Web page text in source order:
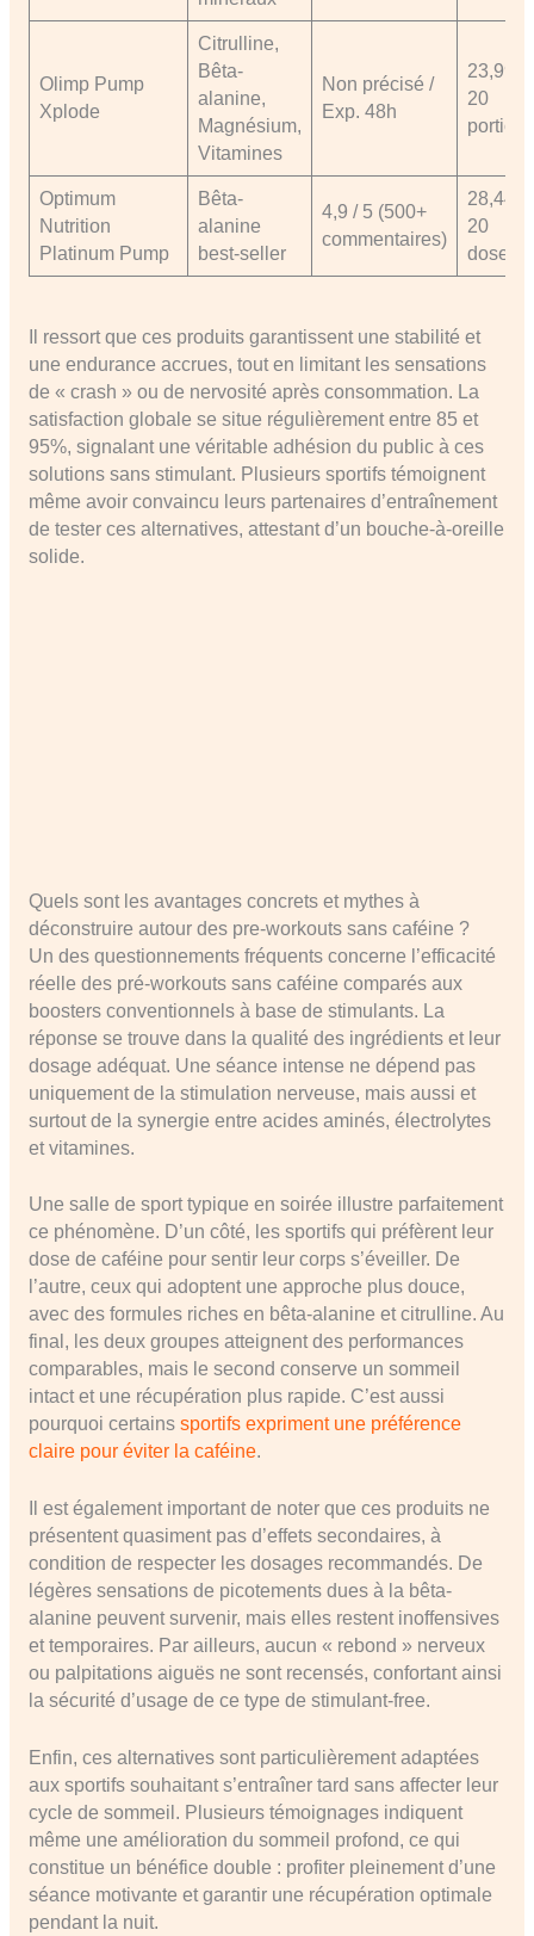
Olimp Pump
Xplode
Citrulline,
Bêta-
alanine,
Magnésium,
Vitamines
Non précisé /
Exp. 48h
23,99€ /
20
portions
Optimum
Nutrition
Platinum Pump
Bêta-
alanine
best-seller
4,9 / 5 (500+
commentaires)
28,44€ /
20
doses
Il ressort que ces produits garantissent une stabilité et
une endurance accrues, tout en limitant les sensations
de « crash » ou de nervosité après consommation. La
satisfaction globale se situe régulièrement entre 85 et
95%, signalant une véritable adhésion du public à ces
solutions sans stimulant. Plusieurs sportifs témoignent
même avoir convaincu leurs partenaires d’entraînement
de tester ces alternatives, attestant d’un bouche-à-oreille
solide.
Quels sont les avantages concrets et mythes à
déconstruire autour des pre-workouts sans caféine ?
Un des questionnements fréquents concerne l’efficacité
réelle des pré-workouts sans caféine comparés aux
boosters conventionnels à base de stimulants. La
réponse se trouve dans la qualité des ingrédients et leur
dosage adéquat. Une séance intense ne dépend pas
uniquement de la stimulation nerveuse, mais aussi et
surtout de la synergie entre acides aminés, électrolytes
et vitamines.
Une salle de sport typique en soirée illustre parfaitement
ce phénomène. D’un côté, les sportifs qui préfèrent leur
dose de caféine pour sentir leur corps s’éveiller. De
l’autre, ceux qui adoptent une approche plus douce,
avec des formules riches en bêta-alanine et citrulline. Au
final, les deux groupes atteignent des performances
comparables, mais le second conserve un sommeil
intact et une récupération plus rapide. C’est aussi
pourquoi certains sportifs expriment une préférence
claire pour éviter la caféine.
Il est également important de noter que ces produits ne
présentent quasiment pas d’effets secondaires, à
condition de respecter les dosages recommandés. De
légères sensations de picotements dues à la bêta-
alanine peuvent survenir, mais elles restent inoffensives
et temporaires. Par ailleurs, aucun « rebond » nerveux
ou palpitations aiguës ne sont recensés, confortant ainsi
la sécurité d’usage de ce type de stimulant-free.
Enfin, ces alternatives sont particulièrement adaptées
aux sportifs souhaitant s’entraîner tard sans affecter leur
cycle de sommeil. Plusieurs témoignages indiquent
même une amélioration du sommeil profond, ce qui
constitue un bénéfice double : profiter pleinement d’une
séance motivante et garantir une récupération optimale
pendant la nuit.